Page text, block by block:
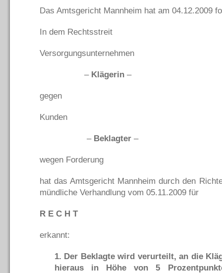
Das Amtsgericht Mannheim hat am 04.12.2009
In dem Rechtsstreit
Versorgungsunternehmen
– Klägerin –
gegen
Kunden
– Beklagter –
wegen Forderung
hat das Amtsgericht Mannheim durch den
mündliche Verhandlung vom 05.11.2009 für
R E C H T
erkannt:
1. Der Beklagte wird verurteilt, an die
hieraus in Höhe von 5